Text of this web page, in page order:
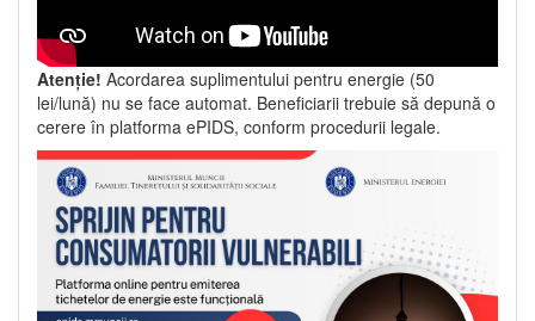
Atenție! Acordarea suplimentului pentru energie (50
lei/lună) nu se face automat. Beneficiarii trebuie să depună o
cerere în platforma ePIDS, conform procedurii legale.